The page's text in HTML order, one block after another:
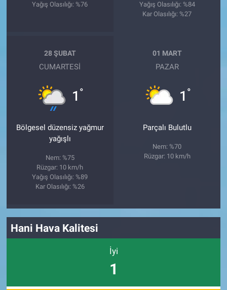
Yağış Olasılığı: %76
Yağış Olasılığı: %84
Kar Olasılığı: %27
28 ŞUBAT
CUMARTESI
1 °
Bölgesel düzensiz yağmur
yağışlı
Nem: %75
Rüzgar: 10 km/h
Yağış Olasılığı: %89
Kar Olasılığı: %26
01 MART
PAZAR
1 °
Parçalı Bulutlu
Nem: %70
Rüzgar: 10 km/h
Hani Hava Kalitesi
İyi
1